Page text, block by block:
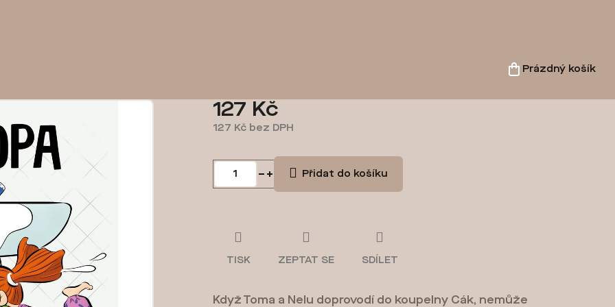
Nákupní
Prázdný košík
127 Kč
127 Kč bez DPH
cena:
Přidat do košíku
Když Toma a Nelu doprovodí do koupelny Cák, nemůže
TISK ZEPTAT SE SDÍLET